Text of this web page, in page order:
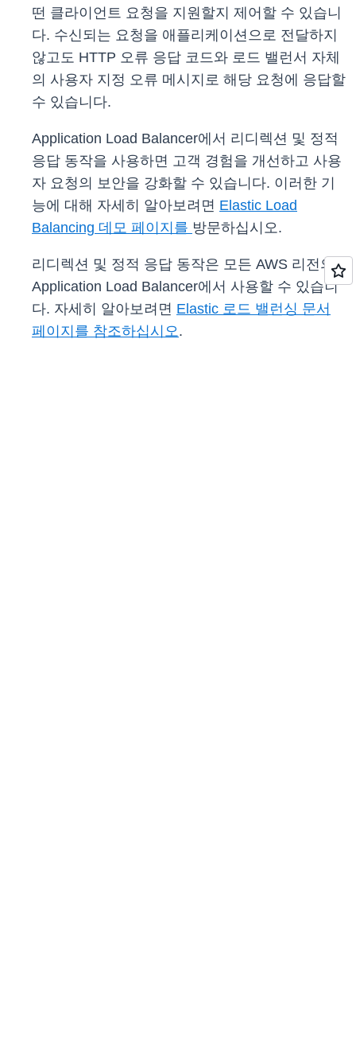
떤 클라이언트 요청을 지원할지 제어할 수 있습니
다. 수신되는 요청을 애플리케이션으로 전달하지
않고도 HTTP 오류 응답 코드와 로드 밸런서 자체
의 사용자 지정 오류 메시지로 해당 요청에 응답할
수 있습니다.
Application Load Balancer에서 리디렉션 및 정적
응답 동작을 사용하면 고객 경험을 개선하고 사용
자 요청의 보안을 강화할 수 있습니다. 이러한 기
능에 대해 자세히 알아보려면 Elastic Load
Balancing 데모 페이지를 방문하십시오.
리디렉션 및 정적 응답 동작은 모든 AWS 리전의
Application Load Balancer에서 사용할 수 있습니
다. 자세히 알아보려면 Elastic 로드 밸런싱 문서
페이지를 참조하십시오.